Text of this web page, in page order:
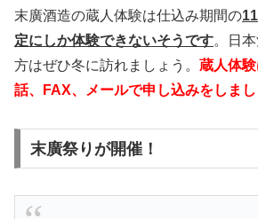
末廣酒造の蔵人体験は仕込み期間の
定にしか体験できないそうです。日
方はぜひ冬に訪れましょう。 蔵人体
話、FAX、メールで申し込みをしまし
末廣祭りが開催！